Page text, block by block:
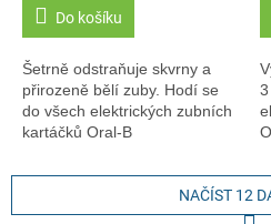
Do košíku
Šetrně odstraňuje skvrny a
přirozeně bělí zuby. Hodí se
do všech elektrických zubních
kartáčků Oral-B
s výjimkou CrossAction®
Power a Oral-B Sonic...NAČÍST 12